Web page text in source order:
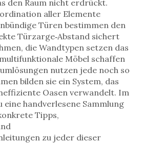
den Raum nicht erdrückt.
aller Elemente
Türen bestimmen den
Türzarge‑Abstand sichert
die Wandtypen setzen das
Möbel schaffen
nutzen jede noch so
bilden sie ein System, das
Oasen verwandelt. Im
handverlesene Sammlung
Tipps,
zu jeder dieser